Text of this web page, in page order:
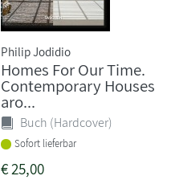
Philip Jodidio
Homes For Our Time.
Contemporary Houses
aro...
Buch (Hardcover)
Sofort lieferbar
€25,00